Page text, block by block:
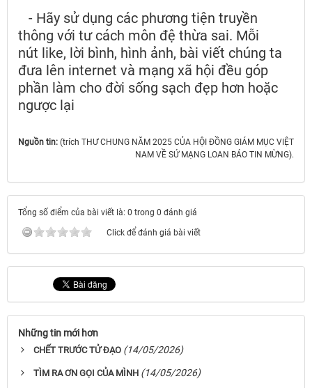
- Hãy sử dụng các phương tiện truyền
thông với tư cách môn đệ thừa sai. Mỗi
nút like, lời bình, hình ảnh, bài viết chúng ta
đưa lên internet và mạng xã hội đều góp
phần làm cho đời sống sạch đẹp hơn hoặc
ngược lại
Nguồn tin: (trích THƯ CHUNG NĂM 2025 CỦA HỘI ĐỒNG GIÁM MỤC VIỆT
NAM VỀ SỨ MẠNG LOAN BÁO TIN MỪNG).
Tổng số điểm của bài viết là: 0 trong 0 đánh giá
Click để đánh giá bài viết
Những tin mới hơn
CHẾT TRƯỚC TỬ ĐẠO (14/05/2026)
TÌM RA ƠN GỌI CỦA MÌNH (14/05/2026)